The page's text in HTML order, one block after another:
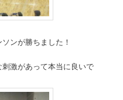
ンが勝ちました！
激があって本当に良いで